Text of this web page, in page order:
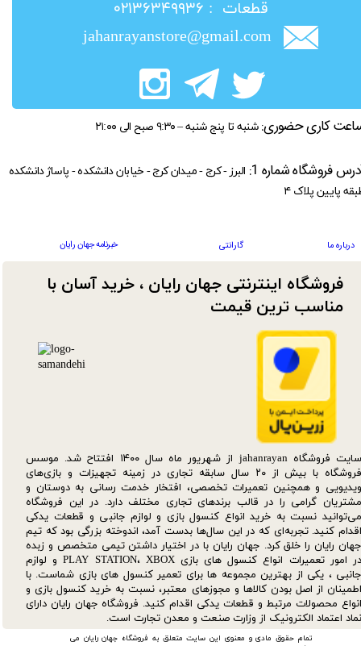
تمام حقوق مادی و معنوی این سایت متعلق به فروشگاه جهان رایان می
​قطعات : ۰۲۱۳۶۳۴۹۹۳۶
jahanrayanstore@gmail.com
سایت فروشگاه jahanrayan از شهریور ماه سال ۱۴۰۰ افتتاح شد. موسس
فروشگاه با بیش از ۲۰ سال سابقه تجاری در زمینه تجهیزات و بازی‌های
ویدیویی و همچنین تعمیرات تخصصی، افتخار خدمت رسانی به دوستان و
مشتریان گرامی را در قالب برندهای تجاری مختلف دارد. در این فروشگاه
می‌توانید نسبت به خرید انواع کنسول بازی و لوازم جانبی و قطعات یدکی‌
اقدام کنید. تجربه‌ای که در این سال‌ها بدست آمد، اندوخته بزرگی بود که تیم
جهان رایان را خلق کرد. جهان رایان با در اختیار داشتن تیمی متخصص و زبده
در امور تعمیرات انواع کنسول های بازی PLAY STATION، XBOX و لوازم
جانبی ، یکی از بهترین مجموعه ها برای تعمیر کنسول های بازی شماست. با
اطمینان از اصل بودن کالاها و مجوزهای معتبر، نسبت به خرید کنسول بازی و
انواع محصولات مرتبط و قطعات یدکی اقدام کنید. فروشگاه جهان رایان دارای
نماد اعتماد الکترونیک از وزارت صنعت و معدن تجارت است.
فروشگاه اینترنتی جهان رایان ، خرید آسان با
مناسب ترین قیمت​​​​​​​
کاری حضوری: شنبه تا پنج شنبه – ۹:۳۰ صبح الی ۲۱:۰۰
درباره ما گارانتی خبرنامه جهان رایان
فروشگاه شماره 1:
البرز - کرج - میدان کرج - خیابان دانشکده - پاساژ دانشکده
پایین پلاک ۴